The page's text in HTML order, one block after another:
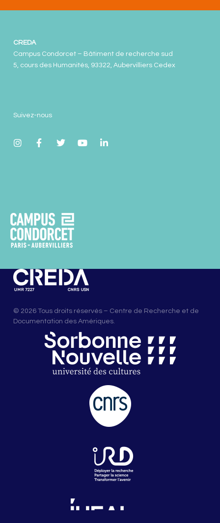
© 2026 Tous droits réservés – Centre de Recherche et de
Documentation des Amériques.
CREDA
Campus Condorcet – Bâtiment de recherche sud
5, cours des Humanités, 93322, Aubervilliers Cedex
Suivez-nous